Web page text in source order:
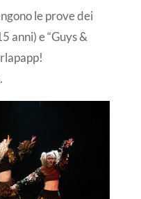
le prove dei
anni) e “Guys &